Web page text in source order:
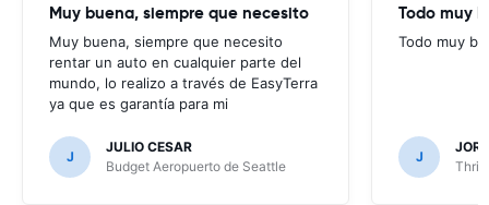
Muy buena, siempre que necesito
Muy buena, siempre que necesito
rentar un auto en cualquier parte del
mundo, lo realizo a través de EasyTerra
ya que es garantía para mi
J
JULIO CESAR
Budget Aeropuerto de Seattle
Todo muy
Todo muy
J